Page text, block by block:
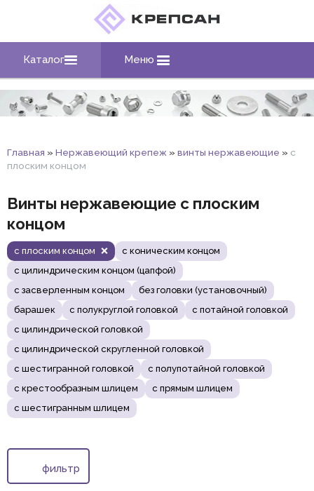
Каталог Меню
Главная » Нержавеющий крепеж » винты нержавеющие » с
плоским концом
Винты нержавеющие с плоским
концом
с плоским концом
с коническим концом
с цилиндрическим концом (цапфой)
с засверленным концом
без головки (установочный)
барашек
с полукруглой головкой
с потайной головкой
с цилиндрической головкой
с цилиндрической скругленной головкой
с шестигранной головкой
с полупотайной головкой
с крестообразным шлицем
с прямым шлицем
с шестигранным шлицем
фильтр